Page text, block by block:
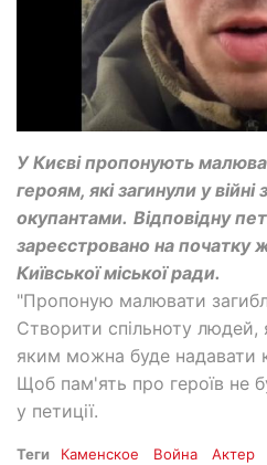
У Києві пропонують
героям, які загинули у
окупантами. Відповідну
зареєстровано на початку
Київської міської ради.
"Пропоную малювати
Створити спільноту людей,
яким можна буде надавати
Щоб пам'ять про героїв не
у петиції.
Теги Каменское Война Актер